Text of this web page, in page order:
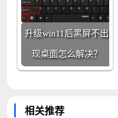
升级win11后黑屏不出
现桌面怎么解决？
相关推荐